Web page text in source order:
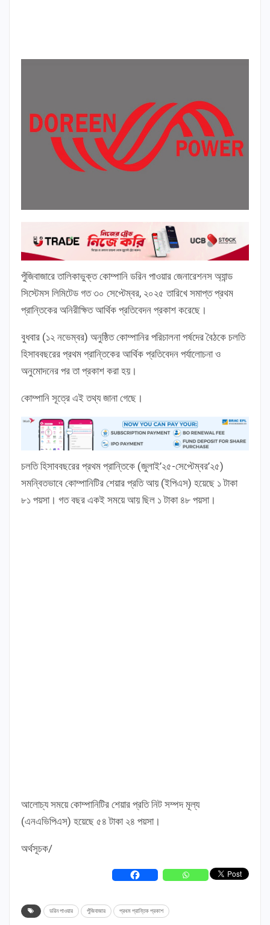
পুঁজিবাজারে তালিকাভুক্ত কোম্পানি ডরিন পাওয়ার জেনারেশনস অ্যান্ড
সিস্টেমস লিমিটেড গত ৩০ সেপ্টেম্বর, ২০২৫ তারিখে সমাপ্ত প্রথম
প্রান্তিকের অনিরীক্ষিত আর্থিক প্রতিবেদন প্রকাশ করেছে।
বুধবার (১২ নভেম্বর) অনুষ্ঠিত কোম্পানির পরিচালনা পর্ষদের বৈঠকে চলতি
হিসাববছরের প্রথম প্রান্তিকের আর্থিক প্রতিবেদন পর্যালোচনা ও
অনুমোদনের পর তা প্রকাশ করা হয়।
কোম্পানি সূত্রে এই তথ্য জানা গেছে।
চলতি হিসাববছরের প্রথম প্রান্তিকে (জুলাই’২৫-সেপ্টেম্বর’২৫)
সমন্বিতভাবে কোম্পানিটির শেয়ার প্রতি আয় (ইপিএস) হয়েছে ১ টাকা
৮১ পয়সা। গত বছর একই সময়ে আয় ছিল ১ টাকা ৪৮ পয়সা।
আলোচ্য সময়ে কোম্পানিটির শেয়ার প্রতি নিট সম্পদ মূল্য
(এনএভিপিএস) হয়েছে ৫৪ টাকা ২৪ পয়সা।
অর্থসূচক/
ডরিন পাওয়ার পুঁজিবাজার প্রথম প্রান্তিক প্রকাশ